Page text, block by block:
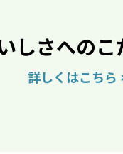
しさへのこ
詳しくはこちら